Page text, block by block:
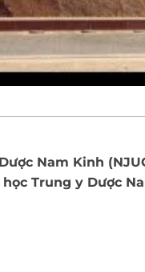
Nam Kinh
Trung y Dược